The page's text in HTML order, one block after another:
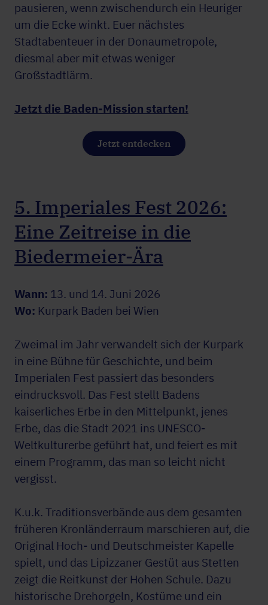
pausieren, wenn zwischendurch ein Heuriger
um die Ecke winkt. Euer nächstes
Stadtabenteuer in der Donaumetropole,
diesmal aber mit etwas weniger
Großstadtlärm.
Jetzt die Baden-Mission starten!
Jetzt entdecken
5. Imperiales Fest 2026:
Eine Zeitreise in die
Biedermeier-Ära
Wann: 13. und 14. Juni 2026
Wo: Kurpark Baden bei Wien
Zweimal im Jahr verwandelt sich der Kurpark
in eine Bühne für Geschichte, und beim
Imperialen Fest passiert das besonders
eindrucksvoll. Das Fest stellt Badens
kaiserliches Erbe in den Mittelpunkt, jenes
Erbe, das die Stadt 2021 ins UNESCO-
Weltkulturerbe geführt hat, und feiert es mit
einem Programm, das man so leicht nicht
vergisst.
K.u.k. Traditionsverbände aus dem gesamten
früheren Kronländerraum marschieren auf, die
Original Hoch- und Deutschmeister Kapelle
spielt, und das Lipizzaner Gestüt aus Stetten
zeigt die Reitkunst der Hohen Schule. Dazu
historische Drehorgeln, Kostüme und ein